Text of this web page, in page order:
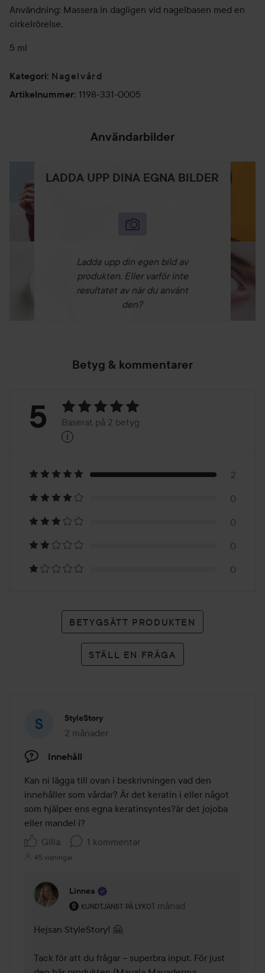
Användning: Massera in dagligen vid nagelbasen med en
cirkelrörelse.
5 ml
Kategori: Nagelvård
Artikelnummer: 1198-331-0005
Användarbilder
LADDA UPP DINA EGNA BILDER
Ladda upp din egen bild av
produkten. Eller varför inte
resultatet av när du använt
den?
Betyg & kommentarer
Betyg:
Baserat
på
2
betyg
5 Baserat på 2 betyg
i
2
0
0
0
0
BETYGSÄTT PRODUKTEN
STÄLL EN FRÅGA
StyleStory
2 månader
Inlägget skapades 2 månader
Innehåll
Kan ni lägga till ovan i beskrivningen vad den
innehåller som vårdar? Är det keratin i eller något
som hjälper ens egna keratinsyntes?är det jojoba
eller mandel i?
Gilla
1 kommentar
45 visningar
Linnea
KUNDTJÄNST PÅ LYKO
Användarens roll: Kundtjänst på Lyko.
1 månad
Kommentaren lades 1
Hejsan StyleStory! 🤗
Tack för att du frågar – superbra input. För just